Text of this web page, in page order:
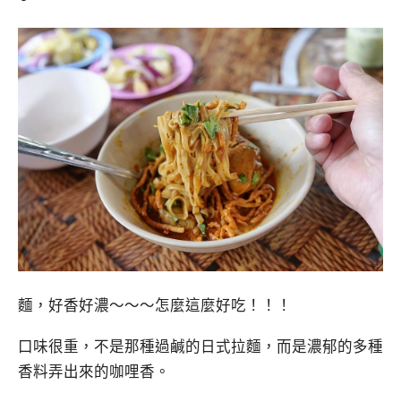
麵，好香好濃～～～怎麼這麼好吃！！！
口味很重，不是那種過鹹的日式拉麵，而是濃郁的多種
香料弄出來的咖哩香。